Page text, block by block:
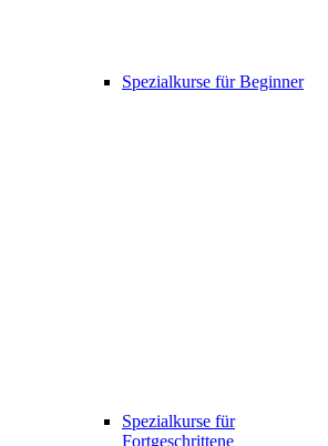
Spezialkurse für Beginner
Spezialkurse für
Fortgeschrittene